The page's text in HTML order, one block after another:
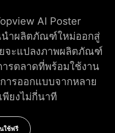
AI Poster
ำผลิตภัณฑ์ใหม่ออกสู่
จะแปลงภาพผลิตภัณฑ์
รตลาดที่พร้อมใช้งาน
ารออกแบบจากหลาย
พียงไม่กี่นาที
ใช้ฟรี